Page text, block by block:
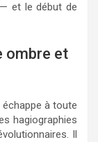
— et le début de
ombre et
échappe à toute
hagiographies
Il